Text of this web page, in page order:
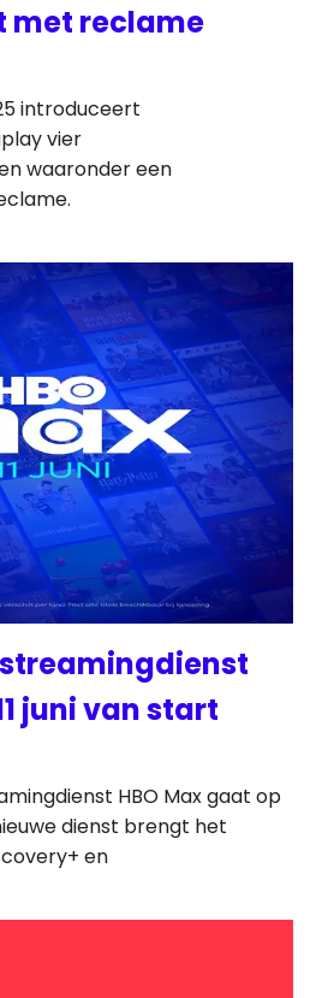
met reclame
introduceert
vier
waaronder een
juni van start
HBO Max gaat op
dienst brengt het
en